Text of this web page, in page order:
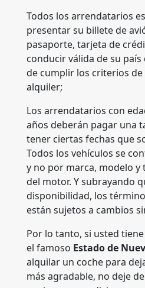
Todos los arrendatarios
presentar su billete de
pasaporte, tarjeta de
conducir válida de su
de cumplir los criterios
alquiler;
Los arrendatarios con
años deberán pagar una
tener ciertas fechas que
Todos los vehículos se
y no por marca, modelo y
del motor. Y subrayando
disponibilidad, los
están sujetos a cambios
Por lo tanto, si usted
el famoso Estado de
alquilar un coche para
más agradable, no deje